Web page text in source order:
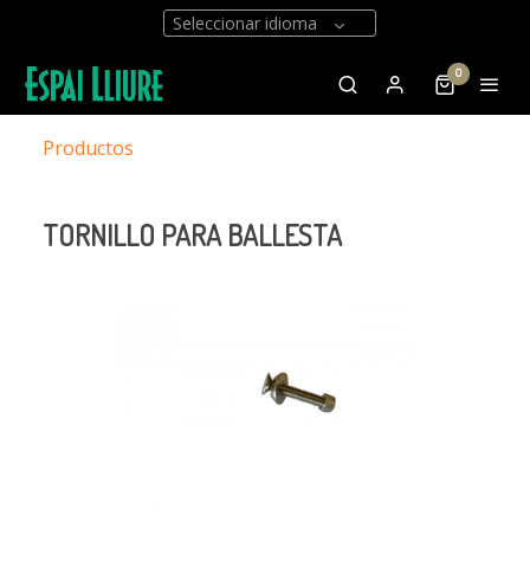
Seleccionar idioma
0
Productos
TORNILLO PARA BALLESTA